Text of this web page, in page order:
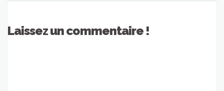
Laissez un commentaire !